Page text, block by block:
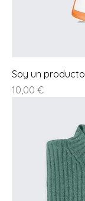
Soy un producto
Prezzo
10,00 €